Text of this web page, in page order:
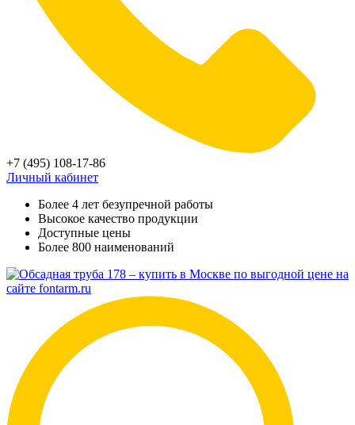
+7 (495) 108-17-86
Личный кабинет
Более 4 лет безупречной работы
Высокое качество продукции
Доступные цены
Более 800 наименований